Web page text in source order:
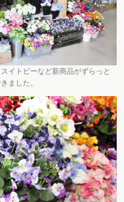
イトピーなど新商品がずらっと
ました。